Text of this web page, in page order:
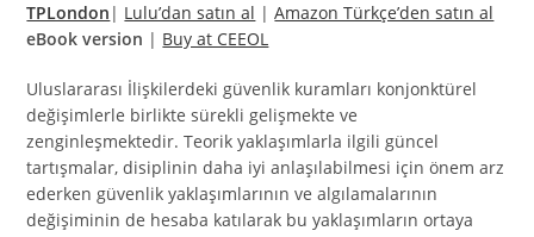
TPLondon | Lulu’dan satın al |Amazon Türkçe’den satın al
eBook version | Buy at CEEOL
Uluslararası İlişkilerdeki güvenlik kuramları konjonktürel
değişimlerle birlikte sürekli gelişmekte ve
zenginleşmektedir. Teorik yaklaşımlarla ilgili güncel
tartışmalar, disiplinin daha iyi anlaşılabilmesi için önem arz
ederken güvenlik yaklaşımlarının ve algılamalarının
değişiminin de hesaba katılarak bu yaklaşımların ortaya